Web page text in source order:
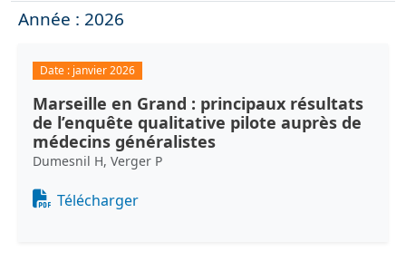
Année : 2026
Date : janvier 2026
Marseille en Grand : principaux résultats
de l’enquête qualitative pilote auprès de
médecins généralistes
Dumesnil H, Verger P
Document
Télécharger